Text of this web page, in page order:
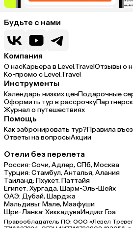
Будьте с нами
Компания
О насКарьера в Level.TravelОтзывы о
Ко-промо с Level.Travel
Инструменты
Календарь низких ценПодарочные
Оформить тур в рассрочку
Журнал о путешествиях
Помощь
Как забронировать тур?Правила
Ответы на вопросыАкции
Отели без перелета
Россия:Сочи,Адлер,СПб,Москва
Турция:Стамбул,Анталья,Алания
Таиланд:Пхукет,Паттайя
Египет:Хургада,Шарм-Эль-Шейх
ОАЭ:Дубай,Шарджа
Мальдивы:Мале,Маафуши
Шри-Ланка:ХиккадуваИндия:Гоа
Правообладатель ПО: ООО «Левел